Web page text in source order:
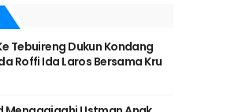
Tebuireng Dukun Kondang
Roffi Ida Laros Bersama Kru